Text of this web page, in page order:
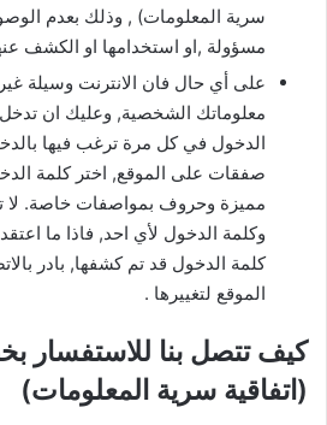
سرية المعلومات) , وذلك بعدم
مسؤولة ,او استخدامها او الكشف
على أي حال فان الانترنت وسيلة
معلوماتك الشخصية, وعليك ان
الدخول في كل مرة ترغب فيها
صفقات على الموقع, اختر كلمة
مميزة وحروف بمواصفات خاصة.
وكلمة الدخول لأي احد, فاذا ما
كلمة الدخول قد تم كشفها, بادر
الموقع لتغييرها .
كيف تتصل بنا للاستفسار
(اتفاقية سرية المعلومات)